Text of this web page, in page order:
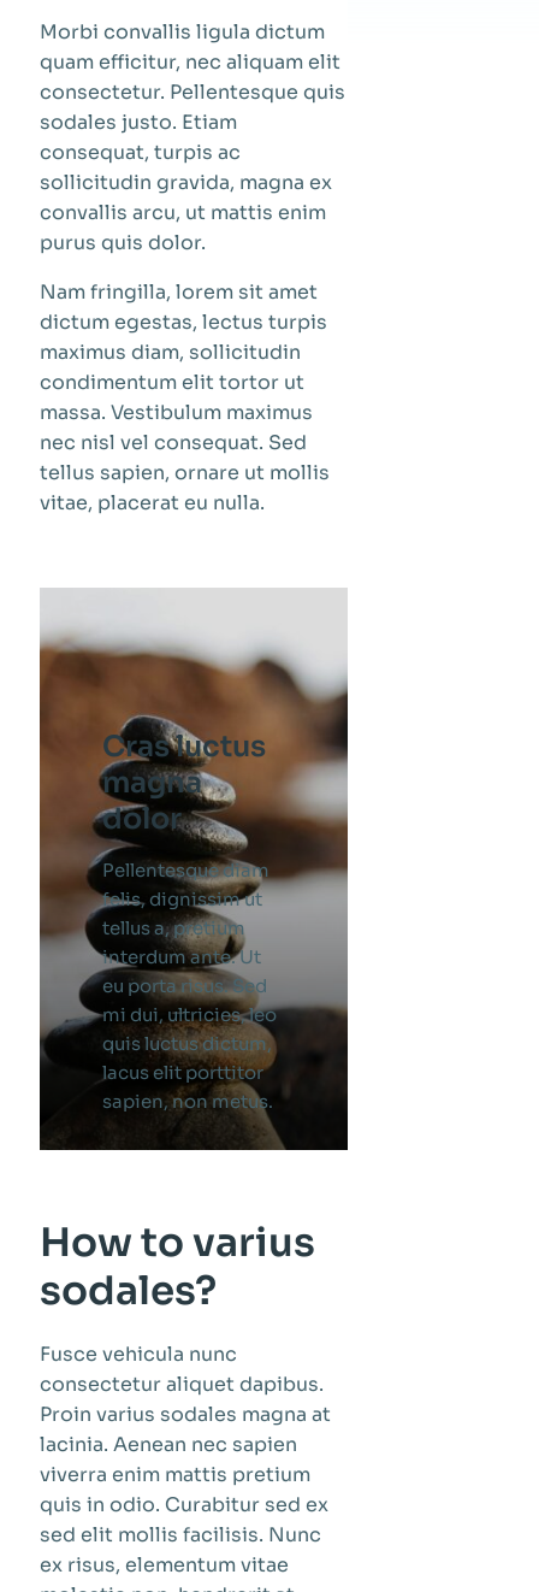
Morbi convallis ligula dictum
quam efficitur, nec aliquam elit
consectetur. Pellentesque quis
sodales justo. Etiam
consequat, turpis ac
sollicitudin gravida, magna ex
convallis arcu, ut mattis enim
purus quis dolor.
Nam fringilla, lorem sit amet
dictum egestas, lectus turpis
maximus diam, sollicitudin
condimentum elit tortor ut
massa. Vestibulum maximus
nec nisl vel consequat. Sed
tellus sapien, ornare ut mollis
vitae, placerat eu nulla.
Cras luctus
magna
dolor
Pellentesque diam
felis, dignissim ut
tellus a, pretium
interdum ante. Ut
eu porta risus. Sed
mi dui, ultricies, leo
quis luctus dictum,
lacus elit porttitor
sapien, non metus.
How to varius
sodales?
Fusce vehicula nunc
consectetur aliquet dapibus.
Proin varius sodales magna at
lacinia. Aenean nec sapien
viverra enim mattis pretium
quis in odio. Curabitur sed ex
sed elit mollis facilisis. Nunc
ex risus, elementum vitae